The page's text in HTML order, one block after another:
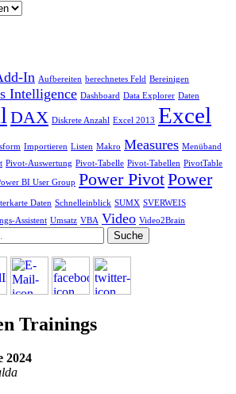
In Aufbereiten berechnetes Feld Bereinigen
Intelligence Dashboard Data Explorer Daten
DAX Diskrete Anzahl Excel 2013 Excel
Importieren Listen Makro Measures Menüband
Pivot-Auswertung Pivot-Tabelle Pivot-Tabellen PivotTable
BI User Group Power PivotPower
Daten Schnelleinblick SUMX SVERWEIS
Assistent Umsatz VBA Video Video2Brain
Trainings
2024